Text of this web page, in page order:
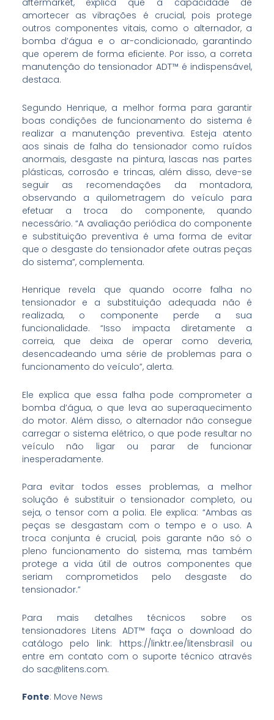
aftermarket, explica que a capacidade de
amortecer as vibrações é crucial, pois protege
outros componentes vitais, como o alternador, a
bomba d’água e o ar-condicionado, garantindo
que operem de forma eficiente. Por isso, a correta
manutenção do tensionador ADT™ é indispensável,
destaca.
Segundo Henrique, a melhor forma para garantir
boas condições de funcionamento do sistema é
realizar a manutenção preventiva. Esteja atento
aos sinais de falha do tensionador como ruídos
anormais, desgaste na pintura, lascas nas partes
plásticas, corrosão e trincas, além disso, deve-se
seguir as recomendações da montadora,
observando a quilometragem do veículo para
efetuar a troca do componente, quando
necessário. “A avaliação periódica do componente
e substituição preventiva é uma forma de evitar
que o desgaste do tensionador afete outras peças
do sistema”, complementa.
Henrique revela que quando ocorre falha no
tensionador e a substituição adequada não é
realizada, o componente perde a sua
funcionalidade. “Isso impacta diretamente a
correia, que deixa de operar como deveria,
desencadeando uma série de problemas para o
funcionamento do veículo”, alerta.
Ele explica que essa falha pode comprometer a
bomba d’água, o que leva ao superaquecimento
do motor. Além disso, o alternador não consegue
carregar o sistema elétrico, o que pode resultar no
veículo não ligar ou parar de funcionar
inesperadamente.
Para evitar todos esses problemas, a melhor
solução é substituir o tensionador completo, ou
seja, o tensor com a polia. Ele explica: “Ambas as
peças se desgastam com o tempo e o uso. A
troca conjunta é crucial, pois garante não só o
pleno funcionamento do sistema, mas também
protege a vida útil de outros componentes que
seriam comprometidos pelo desgaste do
tensionador.”
Para mais detalhes técnicos sobre os
tensionadores Litens ADT™ faça o download do
catálogo pelo link: https://linktr.ee/litensbrasil ou
entre em contato com o suporte técnico através
do sac@litens.com.
Fonte: Move News